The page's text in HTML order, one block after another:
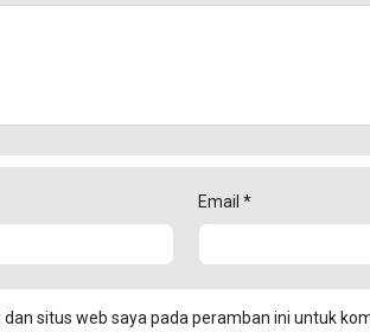
Email *
situs web saya pada peramban ini untuk